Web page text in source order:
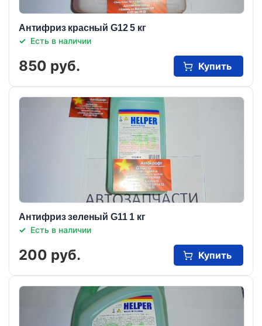
Антифриз красный G12 5 кг
Есть в наличии
850 руб. Купить
Антифриз зеленый G11 1 кг
Есть в наличии
200 руб. Купить